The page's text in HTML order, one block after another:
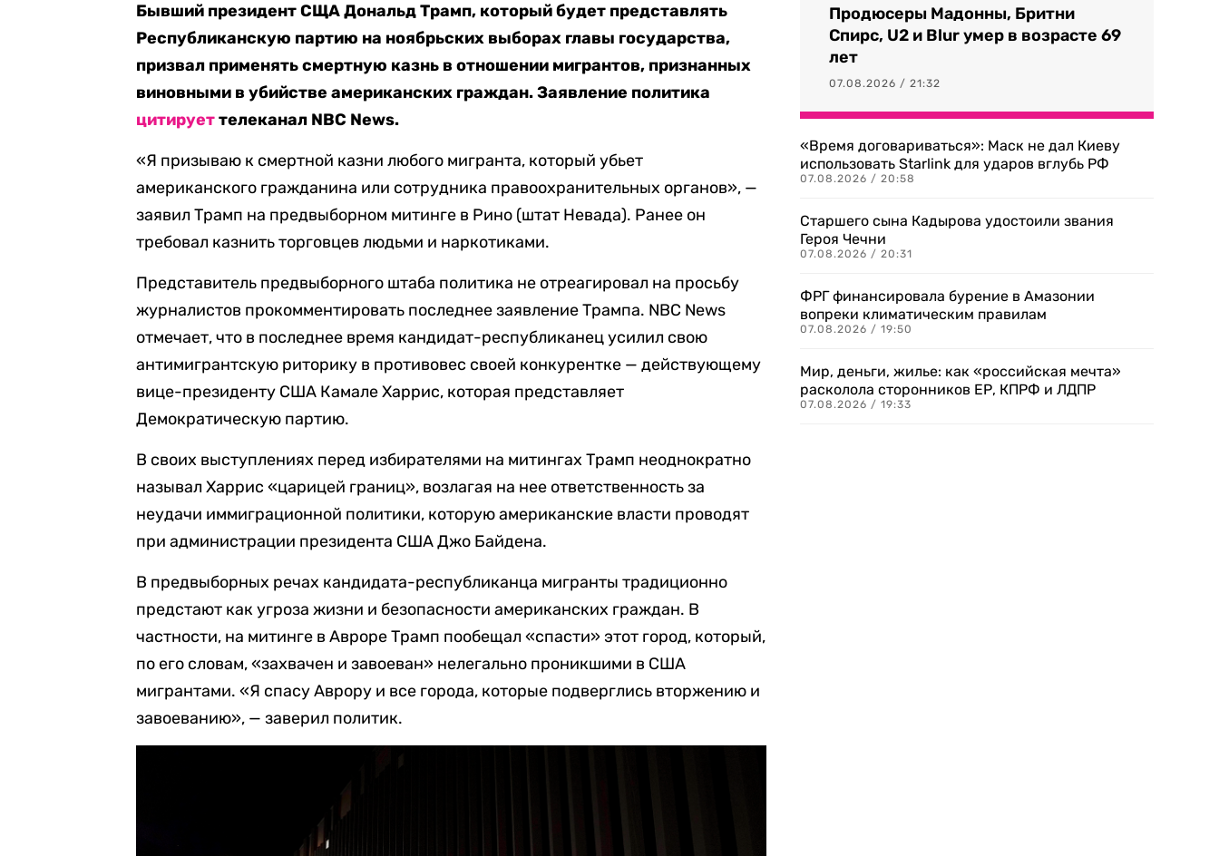
Бывший президент СЩА Дональд Трамп, который будет представлять
Республиканскую партию на ноябрьских выборах главы государства,
призвал применять смертную казнь в отношении мигрантов, признанных
виновными в убийстве американских граждан. Заявление политика
цитируеттелеканал NBC News.
«Я призываю к смертной казни любого мигранта, который убьет
американского гражданина или сотрудника правоохранительных органов», —
заявил Трамп на предвыборном митинге в Рино (штат Невада). Ранее он
требовал казнить торговцев людьми и наркотиками.
Представитель предвыборного штаба политика не отреагировал на просьбу
журналистов прокомментировать последнее заявление Трампа. NBC News
отмечает, что в последнее время кандидат-республиканец усилил свою
антимигрантскую риторику в противовес своей конкурентке — действующему
вице-президенту США Камале Харрис, которая представляет
Демократическую партию.
В своих выступлениях перед избирателями на митингах Трамп неоднократно
называл Харрис «царицей границ», возлагая на нее ответственность за
неудачи иммиграционной политики, которую американские власти проводят
при администрации президента США Джо Байдена.
В предвыборных речах кандидата-республиканца мигранты традиционно
предстают как угроза жизни и безопасности американских граждан. В
частности, на митинге в Авроре Трамп пообещал «спасти» этот город, который,
по его словам, «захвачен и завоеван» нелегально проникшими в США
мигрантами. «Я спасу Аврору и все города, которые подверглись вторжению и
завоеванию», — заверил политик.
Продюсеры Мадонны, Бритни
Спирс, U2 и Blur умер в возрасте 69
лет
07.08.2026 / 21:32
«Время договариваться»: Маск не дал Киеву
использовать Starlink для ударов вглубь РФ
07.08.2026 / 20:58
Старшего сына Кадырова удостоили звания
Героя Чечни
07.08.2026 / 20:31
ФРГ финансировала бурение в Амазонии
вопреки климатическим правилам
07.08.2026 / 19:50
Мир, деньги, жилье: как «российская мечта»
расколола сторонников ЕР, КПРФ и ЛДПР
07.08.2026 / 19:33